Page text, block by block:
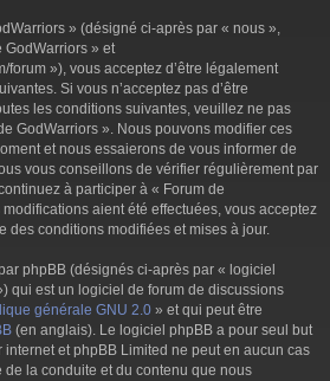
» (désigné ci-après par « nous »,
GodWarriors » et
forum »), vous acceptez d’être légalement
Si vous n’acceptez pas d’être
les conditions suivantes, veuillez ne pas
GodWarriors ». Nous pouvons modifier ces
et nous essaierons de vous informer de
vous conseillons de vérifier régulièrement par
à participer à « Forum de
aient été effectuées, vous acceptez
des conditions modifiées et mises à jour.
phpBB (désignés ci-après par « logiciel
qui est un logiciel de forum de discussions
générale GNU 2.0 » et qui peut être
(en anglais). Le logiciel phpBB a pour seul but
et phpBB Limited ne peut en aucun cas
la conduite et du contenu que nous